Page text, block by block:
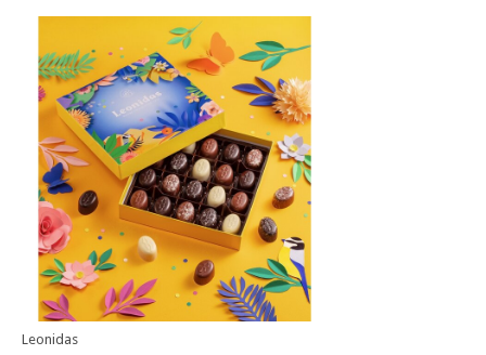
Leonidas